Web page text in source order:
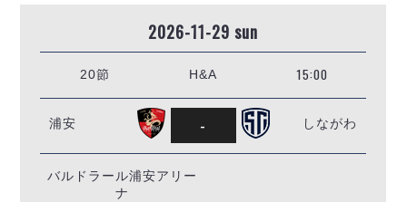
2026-11-29 sun
20節 H&A 15:00
浦安 - しながわ
バルドラール浦安アリー
ナ